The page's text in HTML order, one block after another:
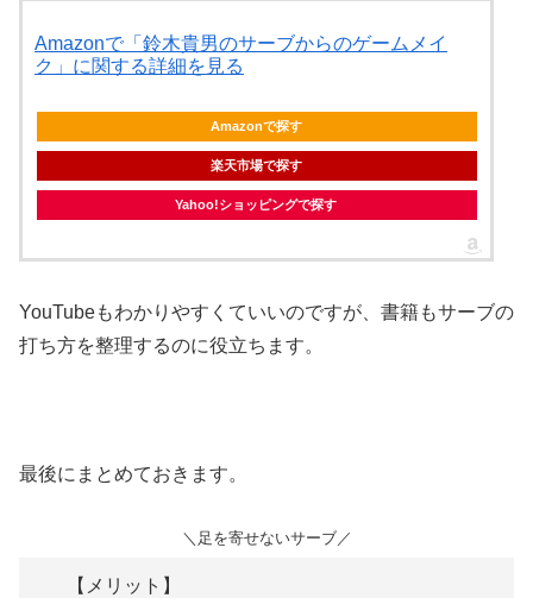
Amazonで「鈴木貴男のサーブからのゲームメイ
ク」に関する詳細を見る
Amazonで探す
楽天市場で探す
Yahoo!ショッピングで探す
YouTubeもわかりやすくていいのですが、書籍もサーブの
打ち方を整理するのに役立ちます。
最後にまとめておきます。
＼足を寄せないサーブ／
【メリット】